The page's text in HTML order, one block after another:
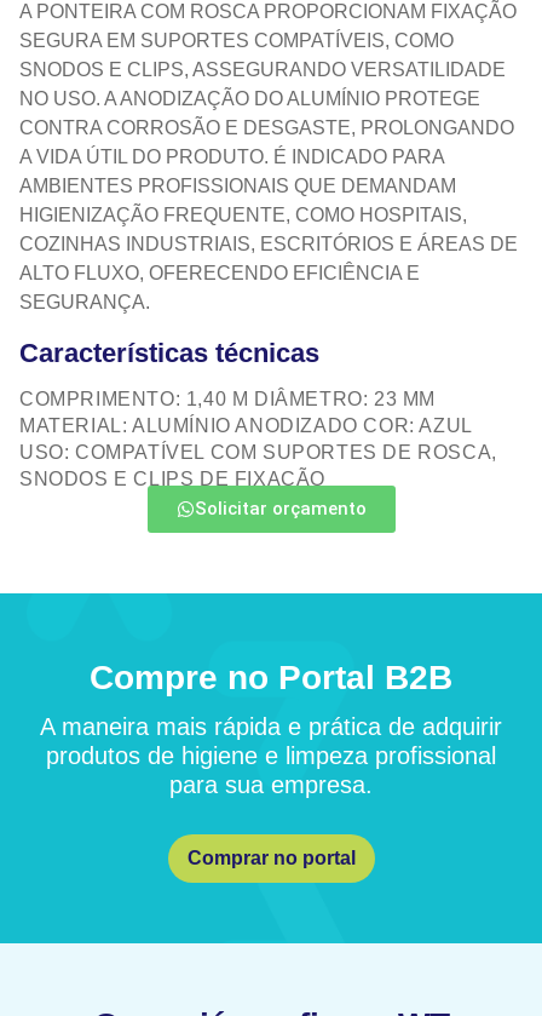
A PONTEIRA COM ROSCA PROPORCIONAM FIXAÇÃO
SEGURA EM SUPORTES COMPATÍVEIS, COMO
SNODOS E CLIPS, ASSEGURANDO VERSATILIDADE
NO USO. A ANODIZAÇÃO DO ALUMÍNIO PROTEGE
CONTRA CORROSÃO E DESGASTE, PROLONGANDO
A VIDA ÚTIL DO PRODUTO. É INDICADO PARA
AMBIENTES PROFISSIONAIS QUE DEMANDAM
HIGIENIZAÇÃO FREQUENTE, COMO HOSPITAIS,
COZINHAS INDUSTRIAIS, ESCRITÓRIOS E ÁREAS DE
ALTO FLUXO, OFERECENDO EFICIÊNCIA E
SEGURANÇA.
Características técnicas
COMPRIMENTO: 1,40 M DIÂMETRO: 23 MM
MATERIAL: ALUMÍNIO ANODIZADO COR: AZUL
USO: COMPATÍVEL COM SUPORTES DE ROSCA,
SNODOS E CLIPS DE FIXAÇÃO
Solicitar orçamento
Compre no Portal B2B
A maneira mais rápida e prática de adquirir
produtos de higiene e limpeza profissional
para sua empresa.
Comprar no portal